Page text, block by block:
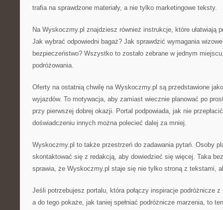
trafia na sprawdzone materiały, a nie tylko marketingowe teksty.
Na Wyskoczmy.pl znajdziesz również instrukcje, które ułatwiają
Jak wybrać odpowiedni bagaż? Jak sprawdzić wymagania
bezpieczeństwo? Wszystko to zostało zebrane w jednym
podróżowania.
Oferty na ostatnią chwilę na Wyskoczmy.pl są przedstawione
wyjazdów. To motywacja, aby zamiast wiecznie planować po
przy pierwszej dobrej okazji. Portal podpowiada, jak nie
doświadczeniu innych można polecieć dalej za mniej.
Wyskoczmy.pl to także przestrzeń do zadawania pytań. Osoby
skontaktować się z redakcją, aby dowiedzieć się więcej. Taka
sprawia, że Wyskoczmy.pl staje się nie tylko stroną z tekstami,
Jeśli potrzebujesz portalu, która połączy inspiracje podróżnicze
a do tego pokaże, jak taniej spełniać podróżnicze marzenia, to